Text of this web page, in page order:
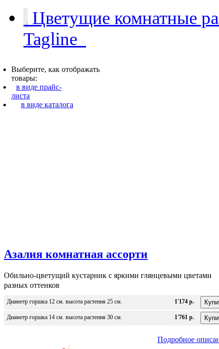
Цветущие комнатные
Tagline
Выберите, как отображать
товары:
в виде прайс-
листа
в виде каталога
Азалия комнатная ассорти
Обильно-цветущий кустарник с яркими глянцевыми цветами
разных оттенков
Диаметр горшка 12 см. высота растения 25 см. 1'174 р.
Диаметр горшка 14 см. высота растения 30 см. 1'761 р.
Подробное